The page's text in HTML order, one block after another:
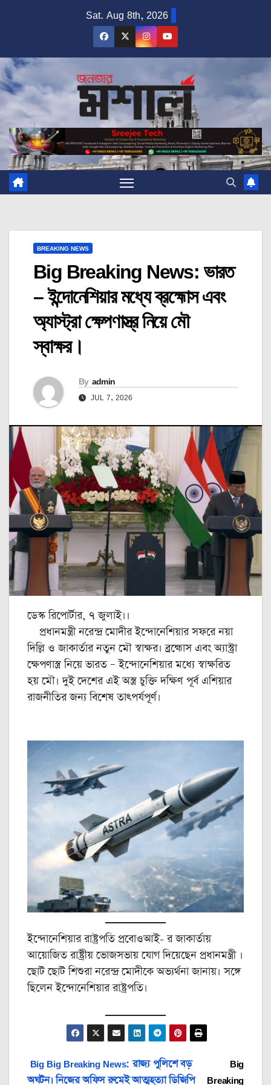
Sat. Aug 8th, 2026
BREAKING NEWS
Big Breaking News: ভারত
– ইন্দোনেশিয়ার মধ্যে ব্রহ্মোস এবং
অ্যাস্ট্রা ক্ষেপণাস্ত্র নিয়ে মৌ
স্বাক্ষর।
By admin
JUL 7, 2026
ডেস্ক রিপোর্টার, ৭ জুলাই।।
প্রধানমন্ত্রী নরেন্দ্র মোদীর ইন্দোনেশিয়ার সফরে নয়া
দিল্লি ও জাকার্তার নতুন মৌ স্বাক্ষর। ব্রহ্মোস এবং অ্যাস্ট্রা
ক্ষেপণাস্ত্র নিয়ে ভারত – ইন্দোনেশিয়ার মধ্যে স্বাক্ষরিত
হয় মৌ। দুই দেশের এই অস্ত্র চুক্তি দক্ষিণ পূর্ব এশিয়ার
রাজনীতির জন্য বিশেষ তাৎপর্যপূর্ণ।
ইন্দোনেশিয়ার রাষ্ট্রপতি প্রবোওআই- র জাকার্তায়
আয়োজিত রাষ্ট্রীয় ভোজসভায় যোগ দিয়েছেন প্রধানমন্ত্রী ।
ছোট ছোট শিশুরা নরেন্দ্র মোদীকে অভ্যর্থনা জানায়। সঙ্গে
ছিলেন ইন্দোনেশিয়ার রাষ্ট্রপতি।
Post
Big
Breaking
Big Big Breaking News: রাজ্য পুলিশে বড়
অঘটন। নিজের অফিস রুমেই আত্মহত্যা ডিজিপি